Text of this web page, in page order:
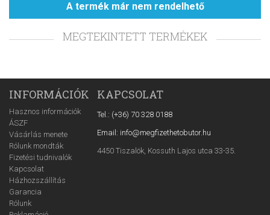
A termék már nem rendelhető
MEGTEKINTETT TERMÉKEK
INFORMÁCIÓK
Hasznos információk
ÁSZF
Vásárlás menete
Rólunk mondták
Fizetési tudnivalók
Kapcsolat
Házhozszállítás
Garancia
Rólunk
KAPCSOLAT
Tel.: (+36) 70 328 0188
Email: info@megfizethetobutor.hu
4450 Tiszalök, Kossuth Lajos utca 33-35.